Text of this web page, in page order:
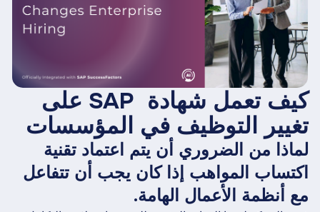
كيف تعمل شهادة ‍ SAP على
تغيير التوظيف في المؤسسات
لماذا من الضروري أن يتم اعتماد تقنية
اكتساب المواهب إذا كان يجب أن تتفاعل
مع أنظمة الأعمال الهامة.